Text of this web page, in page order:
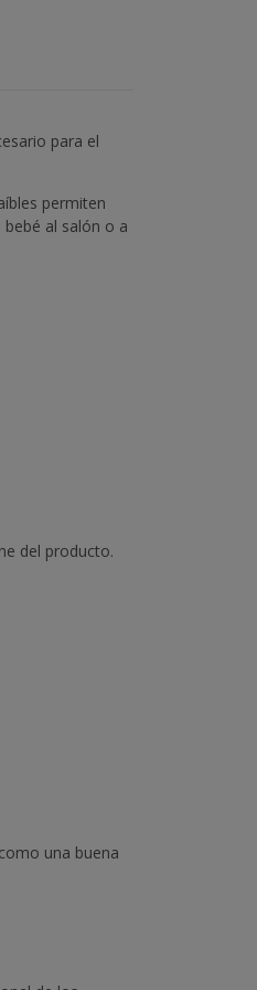
para el
permiten
al salón o a
del producto.
una buena